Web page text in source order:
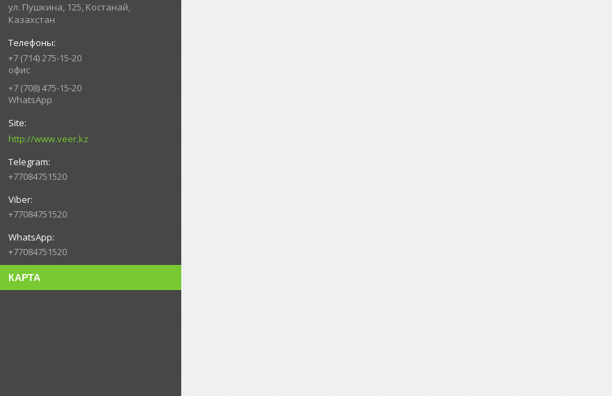
ул. Пушкина, 125, Костанай,
Казахстан
+7 (714) 275-15-20
офис
+7 (708) 475-15-20
WhatsApp
http://www.veer.kz
+77084751520
+77084751520
+77084751520
КАРТА